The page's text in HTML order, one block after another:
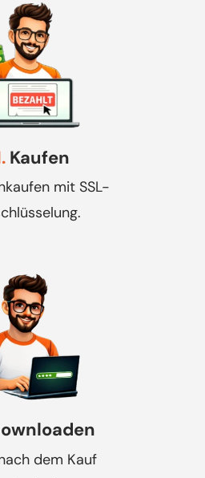
Kaufen
mit SSL-
dem Kauf